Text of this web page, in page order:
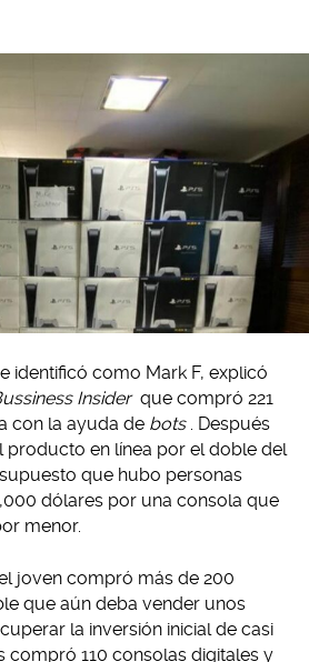
identificó como Mark F, explicó
Insider que compró 221
con la ayuda de bots . Después
producto en línea por el doble del
que hubo personas
dólares por una consola que
menor.
joven compró más de 200
que aún deba vender unos
la inversión inicial de casi
compró 110 consolas digitales y